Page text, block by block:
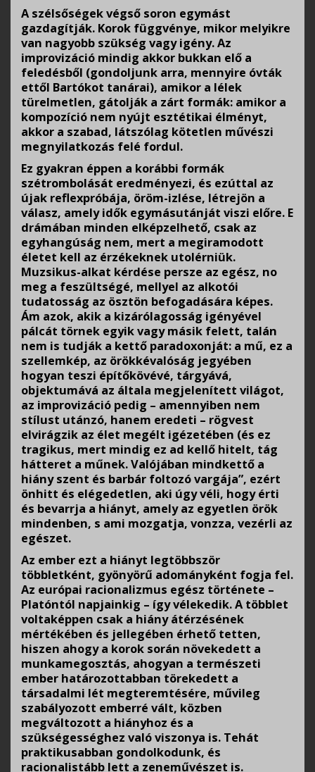
A szélsőségek végső soron egymást
gazdagítják. Korok függvénye, mikor melyikre
van nagyobb szükség vagy igény. Az
improvizáció mindig akkor bukkan elő a
feledésből (gondoljunk arra, mennyire óvták
ettől Bartókot tanárai), amikor a lélek
türelmetlen, gátolják a zárt formák: amikor a
kompozíció nem nyújt esztétikai élményt,
akkor a szabad, látszólag kötetlen művészi
megnyilatkozás felé fordul.
Ez gyakran éppen a korábbi formák
szétrombolását eredményezi, és ezúttal az
újak reflexpróbája, öröm-izlése, létrejön a
válasz, amely idők egymásutánját viszi előre. E
drámában minden elképzelhető, csak az
egyhangúság nem, mert a megiramodott
életet kell az érzékeknek utolérniük.
Muzsikus-alkat kérdése persze az egész, no
meg a feszültségé, mellyel az alkotói
tudatosság az ösztön befogadására képes.
Ám azok, akik a kizárólagosság igényével
pálcát törnek egyik vagy másik felett, talán
nem is tudják a kettő paradoxonját: a mű, ez a
szellemkép, az örökkévalóság jegyében
hogyan teszi építőkövévé, tárgyává,
objektumává az általa megjelenített világot,
az improvizáció pedig – amennyiben nem
stílust utánzó, hanem eredeti – rögvest
elvirágzik az élet megélt igézetében (és ez
tragikus, mert mindig ez ad kellő hitelt, tág
hátteret a műnek. Valójában mindkettő a
hiány szent és barbár foltozó vargája”, ezért
önhitt és elégedetlen, aki úgy véli, hogy érti
és bevarrja a hiányt, amely az egyetlen örök
mindenben, s ami mozgatja, vonzza, vezérli az
egészet.
Az ember ezt a hiányt legtöbbször
többletként, gyönyörű adományként fogja fel.
Az európai racionalizmus egész története –
Platóntól napjainkig – így vélekedik. A többlet
voltaképpen csak a hiány átérzésének
mértékében és jellegében érhető tetten,
hiszen ahogy a korok során növekedett a
munkamegosztás, ahogyan a természeti
ember határozottabban törekedett a
társadalmi lét megteremtésére, művileg
szabályozott emberré vált, közben
megváltozott a hiányhoz és a
szükségességhez való viszonya is. Tehát
praktikusabban gondolkodunk, és
racionalistább lett a zeneművészet is.